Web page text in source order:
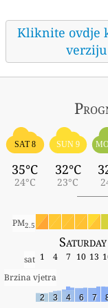
Kliknite ovdje
SAT 8
35°C
24°C
SUN 9
32°C
23°C
PM2.5
sat 1 4 7 10 13
Brzina vjetra
2 3 4 6 7